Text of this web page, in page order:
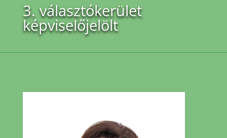
3. választókerület
képviselőjelölt